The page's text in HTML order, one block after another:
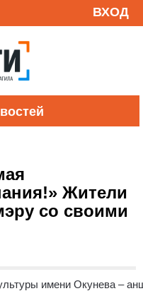
ВХОД
Жители
со своими
имени Окунева –